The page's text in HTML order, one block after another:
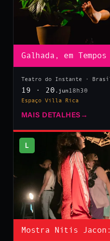
Galhada, em
Teatro do Instante ·
19 · 20 .jun 18h30
Espaço Villa Rica
MAIS DETALHES →
L
Mostra Nitis